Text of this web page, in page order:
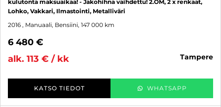
kulutonta maksuaikaa! - Jakohihna vaihdettu! 2.OM, 2 x renkaat,
Lohko, Vakkari, Ilmastointi, Metalliväri
2016 , Manuaali, Bensiini, 147 000 km
6 480 €
alk. 113 € / kk
tampere
KATSO TIEDOT WHATSAPP